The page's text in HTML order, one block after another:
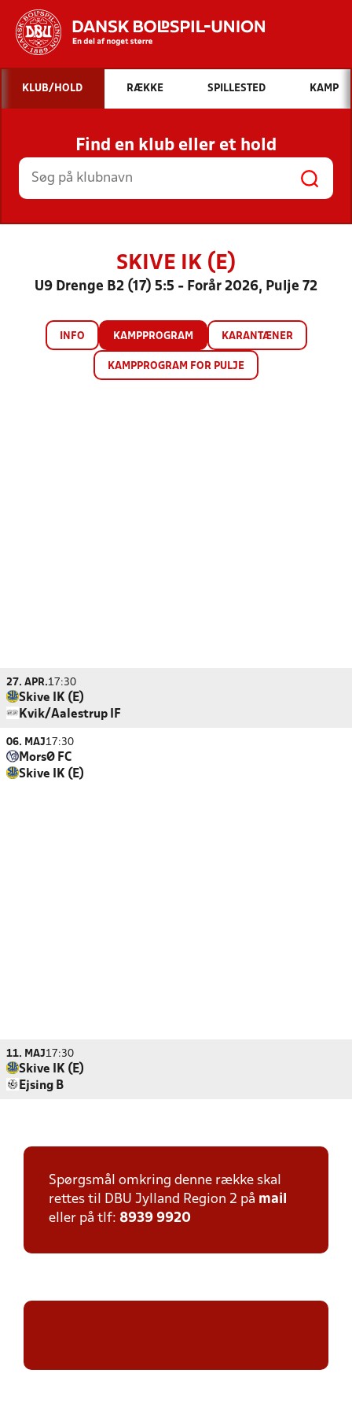
Hvad vil du søge efter?
INDHOLD OG NYHEDER
STILLINGER, RESULTATER, KLUBBER OG
HOLD
KLUB/HOLD RÆKKE SPILLESTED KAMP
Find en klub eller et hold
SKIVE IK (E)
U9 Drenge B2 (17) 5:5 - Forår 2026, Pulje 72
INFO KAMPPROGRAM KARANTÆNER
KAMPPROGRAM FOR PULJE
27. APR.17:30
Skive IK (E)
Kvik/Aalestrup IF
06. MAJ17:30
MorsØ FC
Skive IK (E)
11. MAJ17:30
Skive IK (E)
Ejsing B
Spørgsmål omkring denne række skal
rettes til DBU Jylland Region 2 på mail
eller på tlf: 8939 9920